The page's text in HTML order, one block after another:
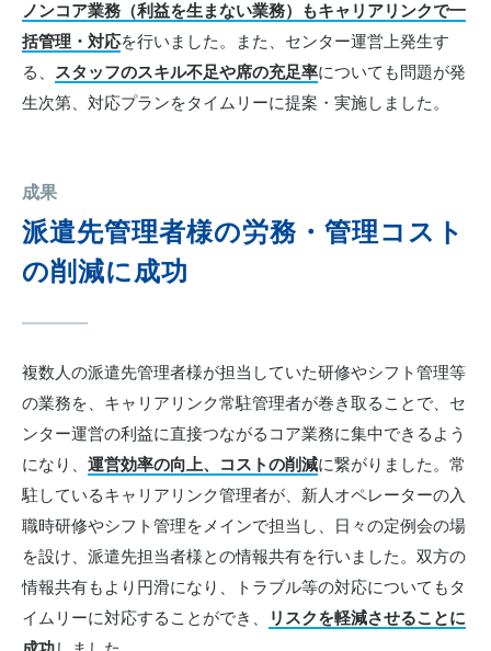
ノンコア業務（利益を生まない業務）もキャリアリンクで一
括管理・対応を行いました。また、センター運営上発生す
る、
スタッフのスキル不足や席の充足率についても問題が発
生次第、対応プランをタイムリーに提案・実施しました。
成果
派遣先管理者様の労務・管理コスト
の削減に成功
複数人の派遣先管理者様が担当していた研修やシフト管理等
の業務を、キャリアリンク常駐管理者が巻き取ることで、セ
ンター運営の利益に直接つながるコア業務に集中できるよう
になり、 運営効率の向上、コストの削減に繋がりました。常
駐しているキャリアリンク管理者が、新人オペレーターの入
職時研修やシフト管理をメインで担当し、日々の定例会の場
を設け、派遣先担当者様との情報共有を行いました。双方の
情報共有もより円滑になり、トラブル等の対応についてもタ
イムリーに対応することができ、
リスクを軽減させることに